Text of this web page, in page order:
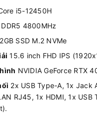
i5-12450H
DDR5 4800MHz
SSD M.2 NVMe
15.6 inch FHD IPS
NVIDIA GeForce RTX
2x USB Type-A, 1x Jack
RJ45, 1x HDMI, 1x